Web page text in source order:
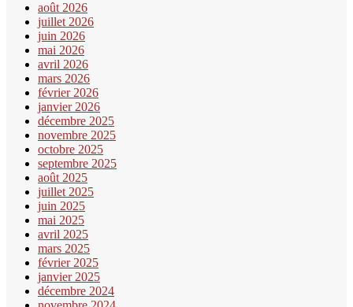
août 2026
juillet 2026
juin 2026
mai 2026
avril 2026
mars 2026
février 2026
janvier 2026
décembre 2025
novembre 2025
octobre 2025
septembre 2025
août 2025
juillet 2025
juin 2025
mai 2025
avril 2025
mars 2025
février 2025
janvier 2025
décembre 2024